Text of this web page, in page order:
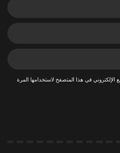
في هذا المتصفح لاستخدامها المرة